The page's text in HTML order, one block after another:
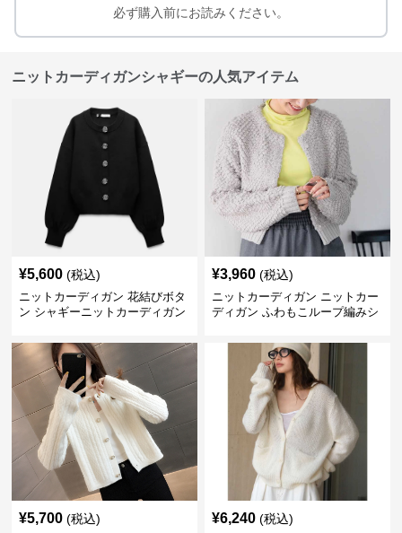
必ず購入前にお読みください。
ニットカーディガンシャギーの人気アイテム
¥5,600 (税込)
ニットカーディガン 花結びボタ
ン シャギーニットカーディガン
¥3,960 (税込)
ニットカーディガン ニットカー
ディガン ふわもこループ編みシ
¥5,700 (税込) ¥6,240 (税込)